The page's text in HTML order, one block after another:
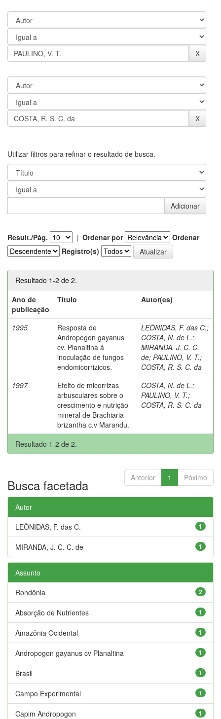
Utilizar filtros para refinar o resultado de busca.
Result./Pág. | Ordenar por
Ordenar
Registro(s)
Resultado 1-2 de 2.
Ano de
publicação
Título Autor(es)
1995
Resposta de
Andropogon gayanus
cv. Planaltina á
inoculação de fungos
endomicorrizicos.
LEÔNIDAS, F. das C.;
COSTA, N. de L.;
MIRANDA, J. C. C.
de; PAULINO, V. T.;
COSTA, R. S. C. da
1997
Efeito de micorrizas
arbusculares sobre o
crescimento e nutrição
mineral de Brachiaria
brizantha c.v Marandu.
COSTA, N. de L.;
PAULINO, V. T.;
COSTA, R. S. C. da
Resultado 1-2 de 2.
Anterior 1 Póximo
Busca facetada
Autor
1
LEÔNIDAS, F. das C.
1
MIRANDA, J. C. C. de
Assunto
2
Rondônia
1
Absorção de Nutrientes
1
Amazônia Ocidental
1
Andropogon gayanus cv Planaltina
1
Brasil
1
Campo Experimental
1
Capim Andropogon